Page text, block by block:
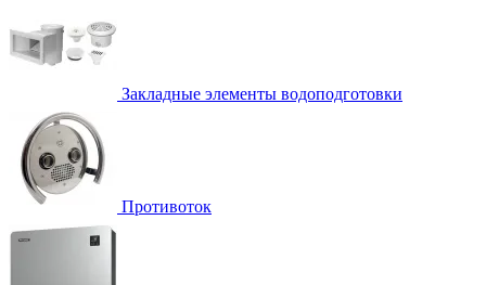
Закладные элементы водоподготовки
Противоток